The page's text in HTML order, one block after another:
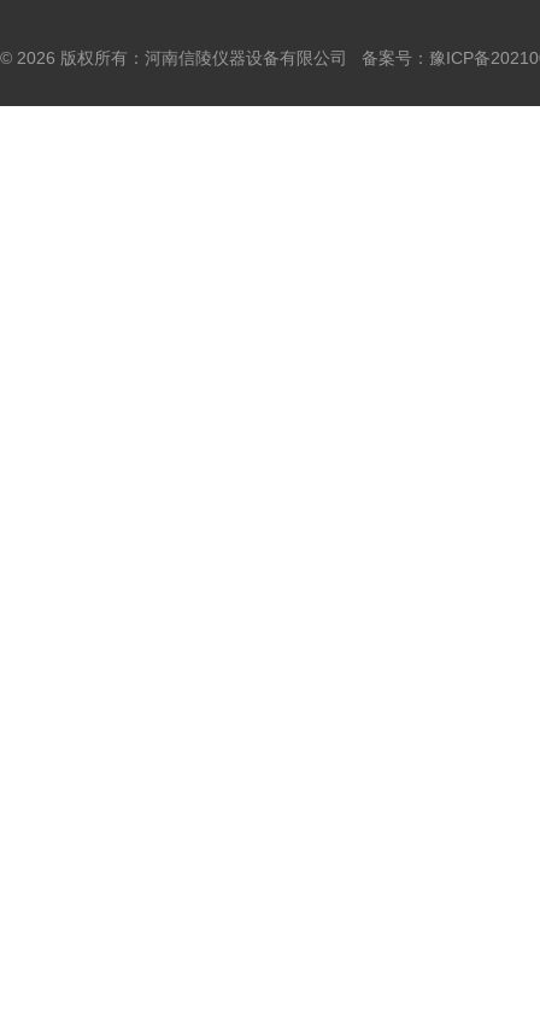
© 2026 版权所有：河南信陵仪器设备有限公司 备案号： 豫ICP备